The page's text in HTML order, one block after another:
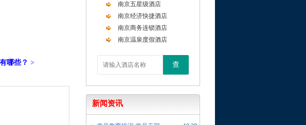
哪些？ >
南京五星级酒店
南京经济快捷酒店
南京商务连锁酒店
南京温泉度假酒店
查
新闻资讯